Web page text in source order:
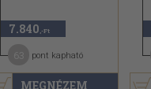
MEGNÉZEM
7.840 ,-Ft
pont kapható